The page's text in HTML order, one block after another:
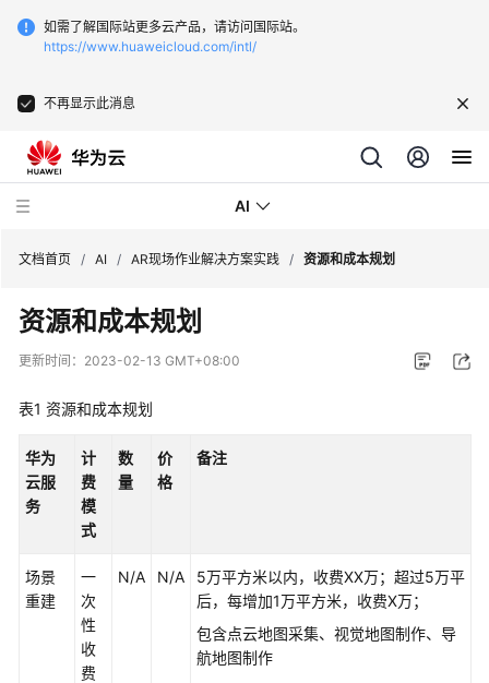
如需了解国际站更多云产品，请访问国际站。
https://www.huaweicloud.com/intl/
不再显示此消息
AI
文
字
别-
票
识
别
真
文档首页 / AI / AR现场作业解决方案实践 / 资源和成本规划
资源和成本规划
更新时间： 2023-02-13 GMT+08:00
表1 资源和成本规划
华为
云服
务
计
费
模
式
数
量
价
格
备注
场景
重建
一
次
性
收
费
N/A N/A
5万平方米以内，收费XX万；超过5万平
后，每增加1万平方米，收费X万；
包含点云地图采集、视觉地图制作、导
航地图制作